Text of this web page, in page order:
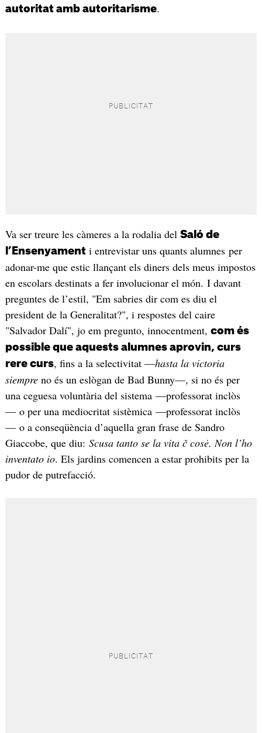
autoritat amb autoritarisme.
Va ser treure les càmeres a la rodalia del Saló de
l’Ensenyamenti entrevistar uns quants alumnes per
adonar-me que estic llançant els diners dels meus impostos
en escolars destinats a fer involucionar el món. I davant
preguntes de l’estil, "Em sabries dir com es diu el
president de la Generalitat?", i respostes del caire
"Salvador Dalí", jo em pregunto, innocentment, com és
possible que aquests alumnes aprovin, curs
rere curs, fins a la selectivitat —hasta la victoria
siempre no és un eslògan de Bad Bunny—, si no és per
una ceguesa voluntària del sistema —professorat inclòs
— o per una mediocritat sistèmica —professorat inclòs
— o a conseqüència d’aquella gran frase de Sandro
Giaccobe, que diu: Scusa tanto se la vita č cosė. Non l’ho
inventato io. Els jardins comencen a estar prohibits per la
pudor de putrefacció.